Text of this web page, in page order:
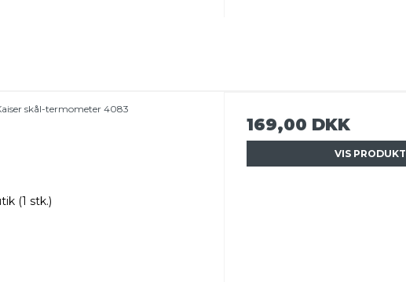
skål-termometer 4083
(1 stk.)
169,00 DKK
VIS PRODUKT